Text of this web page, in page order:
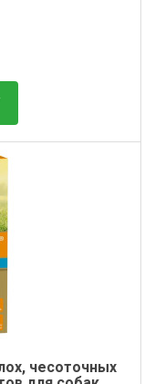
чесоточных